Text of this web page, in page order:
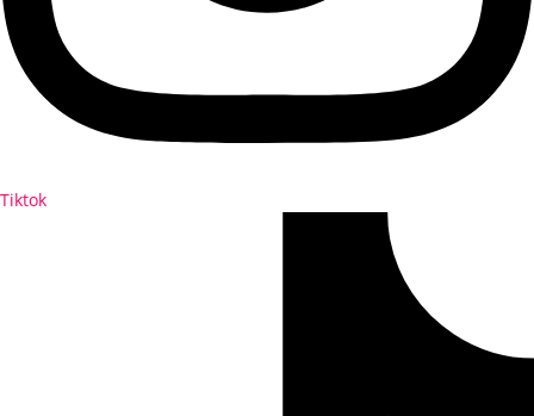
Tiktok